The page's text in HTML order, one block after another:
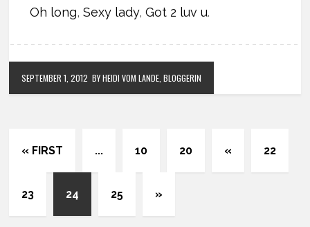
Oh long,Sexy lady,Got 2 luv u.
SEPTEMBER 1, 2012 BY HEIDI VOM LANDE, BLOGGERIN
« FIRST ... 10 20 « 22
23 24 25 »